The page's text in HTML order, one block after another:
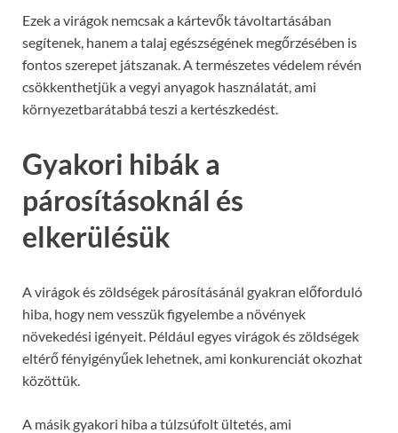
Ezek a virágok nemcsak a kártevők távoltartásában
segítenek, hanem a talaj egészségének megőrzésében is
fontos szerepet játszanak. A természetes védelem révén
csökkenthetjük a vegyi anyagok használatát, ami
környezetbarátabbá teszi a kertészkedést.
Gyakori hibák a
párosításoknál és
elkerülésük
A virágok és zöldségek párosításánál gyakran előforduló
hiba, hogy nem vesszük figyelembe a növények
növekedési igényeit. Például egyes virágok és zöldségek
eltérő fényigényűek lehetnek, ami konkurenciát okozhat
közöttük.
A másik gyakori hiba a túlzsúfolt ültetés, ami